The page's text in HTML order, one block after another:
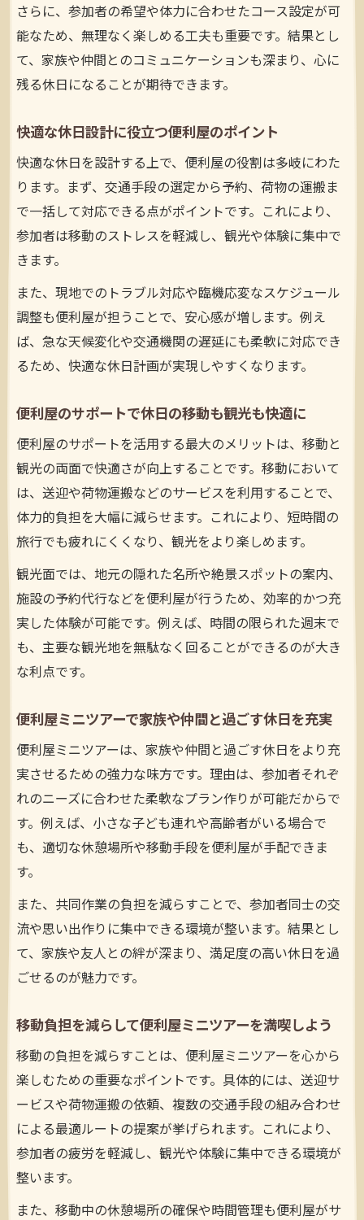
さらに、参加者の希望や体力に合わせたコース設定が可
能なため、無理なく楽しめる工夫も重要です。結果とし
て、家族や仲間とのコミュニケーションも深まり、心に
残る休日になることが期待できます。
快適な休日設計に役立つ便利屋のポイント
快適な休日を設計する上で、便利屋の役割は多岐にわた
ります。まず、交通手段の選定から予約、荷物の運搬ま
で一括して対応できる点がポイントです。これにより、
参加者は移動のストレスを軽減し、観光や体験に集中で
きます。
また、現地でのトラブル対応や臨機応変なスケジュール
調整も便利屋が担うことで、安心感が増します。例え
ば、急な天候変化や交通機関の遅延にも柔軟に対応でき
るため、快適な休日計画が実現しやすくなります。
便利屋のサポートで休日の移動も観光も快適に
便利屋のサポートを活用する最大のメリットは、移動と
観光の両面で快適さが向上することです。移動において
は、送迎や荷物運搬などのサービスを利用することで、
体力的負担を大幅に減らせます。これにより、短時間の
旅行でも疲れにくくなり、観光をより楽しめます。
観光面では、地元の隠れた名所や絶景スポットの案内、
施設の予約代行などを便利屋が行うため、効率的かつ充
実した体験が可能です。例えば、時間の限られた週末で
も、主要な観光地を無駄なく回ることができるのが大き
な利点です。
便利屋ミニツアーで家族や仲間と過ごす休日を充実
便利屋ミニツアーは、家族や仲間と過ごす休日をより充
実させるための強力な味方です。理由は、参加者それぞ
れのニーズに合わせた柔軟なプラン作りが可能だからで
す。例えば、小さな子ども連れや高齢者がいる場合で
も、適切な休憩場所や移動手段を便利屋が手配できま
す。
また、共同作業の負担を減らすことで、参加者同士の交
流や思い出作りに集中できる環境が整います。結果とし
て、家族や友人との絆が深まり、満足度の高い休日を過
ごせるのが魅力です。
移動負担を減らして便利屋ミニツアーを満喫しよう
移動の負担を減らすことは、便利屋ミニツアーを心から
楽しむための重要なポイントです。具体的には、送迎サ
ービスや荷物運搬の依頼、複数の交通手段の組み合わせ
による最適ルートの提案が挙げられます。これにより、
参加者の疲労を軽減し、観光や体験に集中できる環境が
整います。
また、移動中の休憩場所の確保や時間管理も便利屋がサ